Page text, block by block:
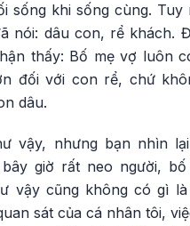
sống khi sống cùng. Tuy
nói: dâu con, rể khách.
thấy: Bố mẹ vợ luôn
đối với con rể, chứ
dâu.
vậy, nhưng bạn nhìn
giờ rất neo người,
vậy cũng không có gì là
sát của cá nhân tôi,